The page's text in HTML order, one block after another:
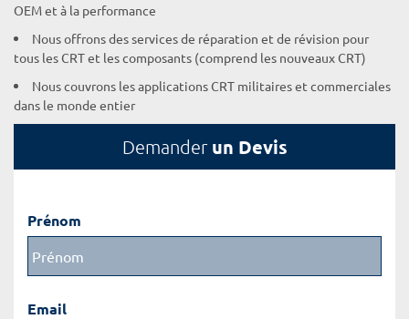
OEM et à la performance
Nous offrons des services de réparation et de révision pour
tous les CRT et les composants (comprend les nouveaux CRT)
Nous couvrons les applications CRT militaires et commerciales
dans le monde entier
Demander un Devis
Prénom
Email